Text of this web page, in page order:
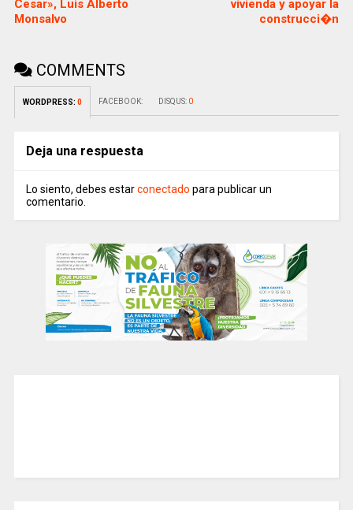
Cesar», Luis Alberto
Monsalvo
vivienda y apoyar la
construcci�n
COMMENTS
WORDPRESS: 0 FACEBOOK: DISQUS: 0
Deja una respuesta
Lo siento, debes estarconectado para publicar un
comentario.